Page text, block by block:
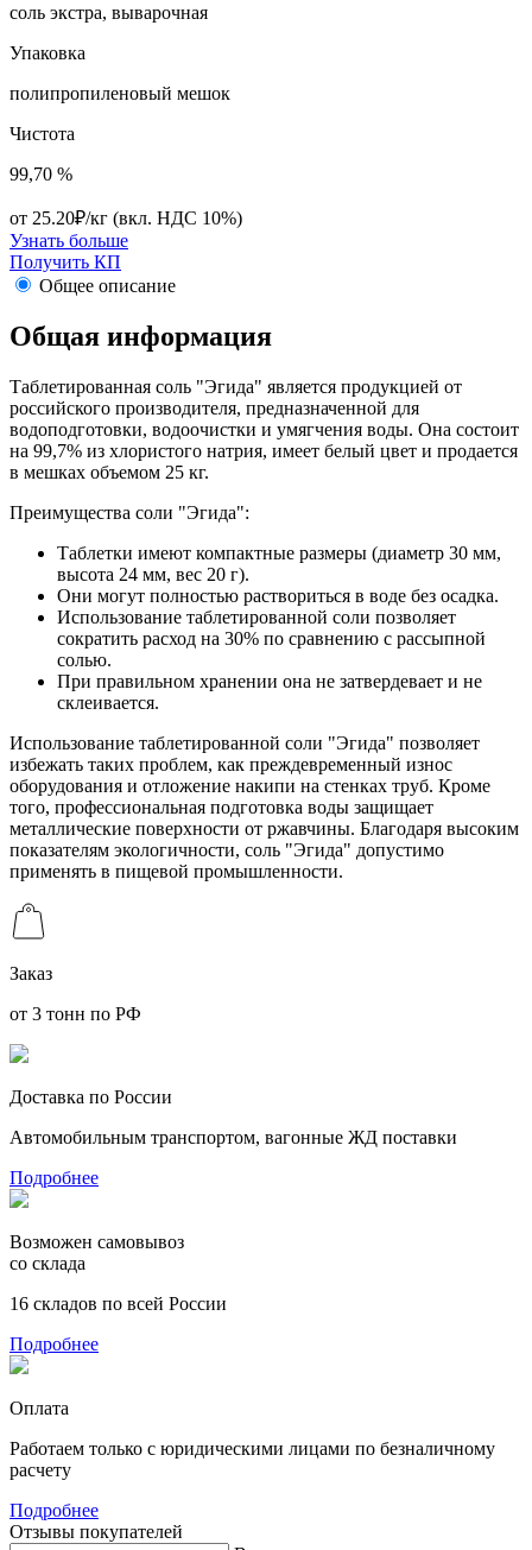
соль экстра, выварочная
Упаковка
полипропиленовый мешок
Чистота
99,70 %
от 25.20₽/кг (вкл. НДС 10%)
Узнать больше
Получить КП
Общее описание
Общая информация
Таблетированная соль "Эгида" является продукцией от
российского производителя, предназначенной для
водоподготовки, водоочистки и умягчения воды. Она состоит
на 99,7% из хлористого натрия, имеет белый цвет и продается
в мешках объемом 25 кг.
Преимущества соли "Эгида":
Таблетки имеют компактные размеры (диаметр 30 мм,
высота 24 мм, вес 20 г).
Они могут полностью раствориться в воде без осадка.
Использование таблетированной соли позволяет
сократить расход на 30% по сравнению с рассыпной
солью.
При правильном хранении она не затвердевает и не
склеивается.
Использование таблетированной соли "Эгида" позволяет
избежать таких проблем, как преждевременный износ
оборудования и отложение накипи на стенках труб. Кроме
того, профессиональная подготовка воды защищает
металлические поверхности от ржавчины. Благодаря высоким
показателям экологичности, соль "Эгида" допустимо
применять в пищевой промышленности.
Заказ
от 3 тонн по РФ
Доставка по России
Автомобильным транспортом, вагонные ЖД поставки
Подробнее
Возможен самовывоз
со склада
16 складов по всей России
Подробнее
Оплата
Работаем только с юридическими лицами по безналичному
расчету
Подробнее
Отзывы покупателей